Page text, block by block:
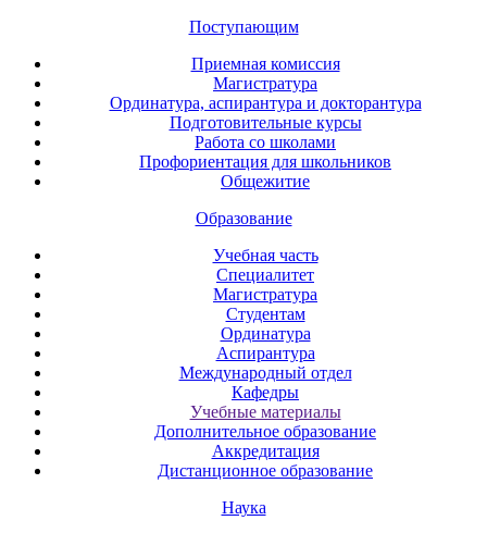
Поступающим
Приемная комиссия
Магистратура
Ординатура, аспирантура и докторантура
Подготовительные курсы
Работа со школами
Профориентация для школьников
Общежитие
Образование
Учебная часть
Специалитет
Магистратура
Студентам
Ординатура
Аспирантура
Международный отдел
Кафедры
Учебные материалы
Дополнительное образование
Аккредитация
Дистанционное образование
Наука